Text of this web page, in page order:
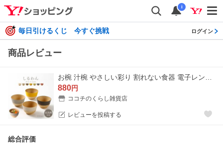
i
毎日引けるくじ 今すぐ挑戦 ログイン
商品レビュー
880円
ココチのくらし雑貨店
レビューを投稿する
総合評価